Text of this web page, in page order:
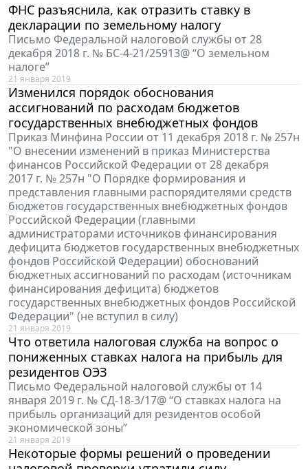
ФНС разъяснила, как отразить ставку в
декларации по земельному налогу
Письмо Федеральной налоговой службы от 28
декабря 2018 г. № БС-4-21/25913@ “О земельном
налоге”
21 января 2019
Изменился порядок обоснования
ассигнований по расходам бюджетов
государственных внебюджетных фондов
Приказ Минфина России от 11 декабря 2018 г. № 257н
"О внесении изменений в приказ Министерства
финансов Российской Федерации от 28 декабря
2017 г. № 257н "О Порядке формирования и
представления главными распорядителями средств
бюджетов государственных внебюджетных фондов
Российской Федерации (главными
администраторами источников финансирования
дефицита бюджетов государственных внебюджетных
фондов Российской Федерации) обоснований
бюджетных ассигнований по расходам (источникам
финансирования дефицита) бюджетов
государственных внебюджетных фондов Российской
Федерации" (не вступил в силу)
21 января 2019
Что ответила налоговая служба на вопрос о
пониженных ставках налога на прибыль для
резидентов ОЭЗ
Письмо Федеральной налоговой службы от 14
января 2019 г. № СД-18-3/17@ “О ставках налога на
прибыль организаций для резидентов особой
экономической зоны”
21 января 2019
Некоторые формы решений о проведении